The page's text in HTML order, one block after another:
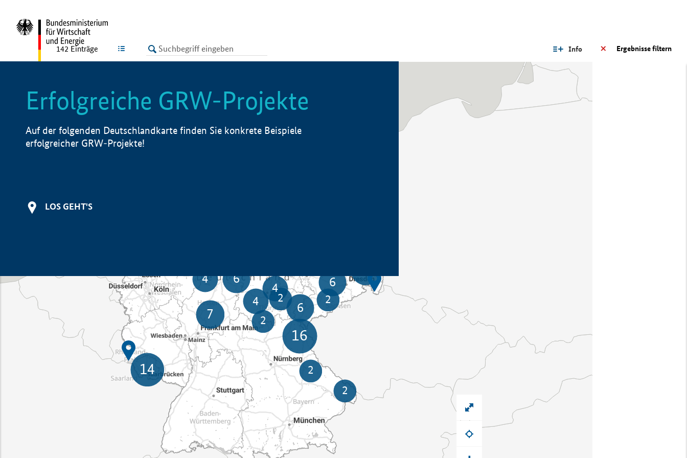
LISTE Ergebnisse filtern
Info
142 Einträge
Erfolgreiche GRW-Projekte
Auf der folgenden Deutschlandkarte finden Sie konkrete Beispiele
erfolgreicher GRW-Projekte!
LOS GEHT'S